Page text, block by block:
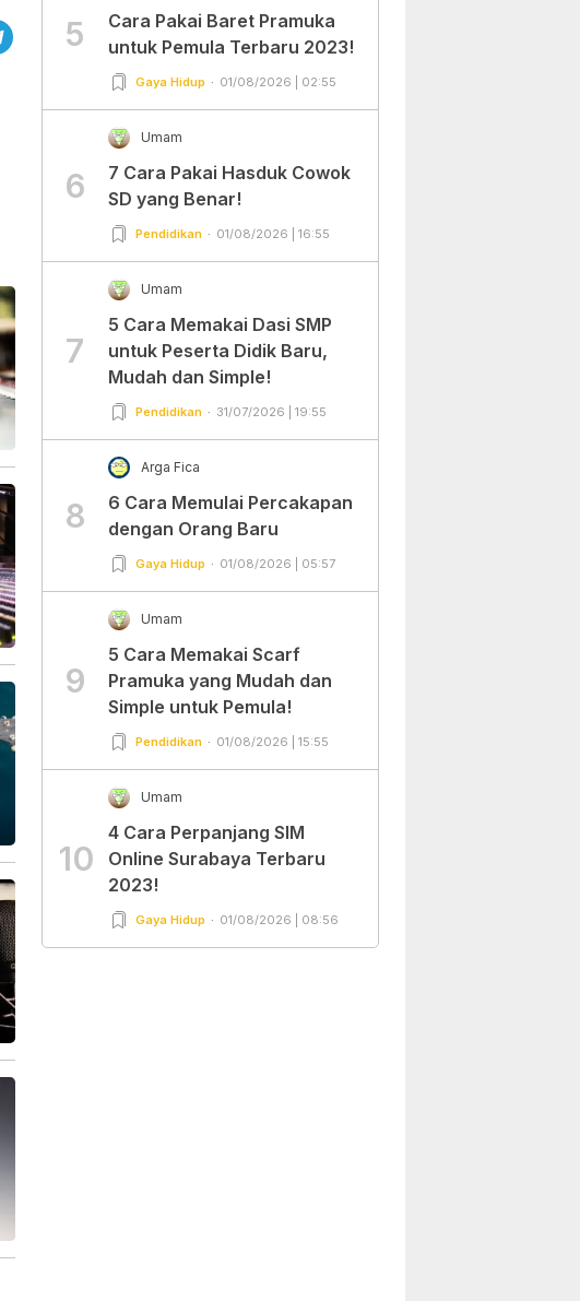
5
Cara Pakai Baret Pramuka
untuk Pemula Terbaru 2023!
Gaya Hidup 01/08/2026 | 02:55
6
Umam
7 Cara Pakai Hasduk Cowok
SD yang Benar!
Pendidikan 01/08/2026 | 16:55
7
Umam
5 Cara Memakai Dasi SMP
untuk Peserta Didik Baru,
Mudah dan Simple!
Pendidikan 31/07/2026 | 19:55
8
Arga Fica
6 Cara Memulai Percakapan
dengan Orang Baru
Gaya Hidup 01/08/2026 | 05:57
9
Umam
5 Cara Memakai Scarf
Pramuka yang Mudah dan
Simple untuk Pemula!
Pendidikan 01/08/2026 | 15:55
10
Umam
4 Cara Perpanjang SIM
Online Surabaya Terbaru
2023!
Gaya Hidup 01/08/2026 | 08:56